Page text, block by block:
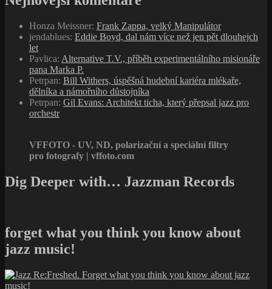
Honza Meissner: Frank Zappa, velký Manipulátor
jendablues: Eddie Boyd, dal nám více než jen pět dlouhejch
let
Pavlica: Alternative T.V., příběh experimentálního misionáře
pana Marka P.
Petrpan: Bill Withers, úspěšná hudební kariéra mlékaře,
dělníka a námořního důstojníka
Petrpan: Gil Evans: Architekt ticha, který přepsal jazz pro
orchestr
VFFOTO - UV, ND, polarizační a speciální filtry
pro fotografy | vffoto.com
Dig Deeper with… Jazzman Records
forget what you think you know about
jazz music!